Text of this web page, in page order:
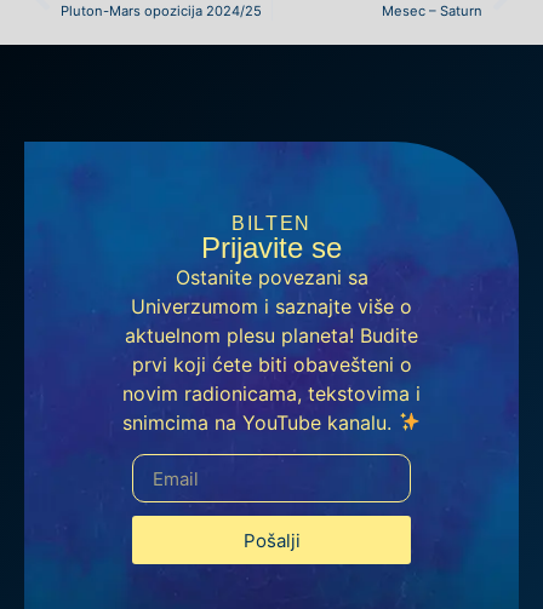
Pluton-Mars opozicija 2024/25 Mesec – Saturn
BILTEN
Prijavite se
Ostanite povezani sa
Univerzumom i saznajte više o
aktuelnom plesu planeta! Budite
prvi koji ćete biti obavešteni o
novim radionicama, tekstovima i
snimcima na YouTube kanalu.
Pošalji